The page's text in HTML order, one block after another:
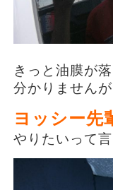
きっと油膜が
分かりませんが
ヨッシー先
やりたいって